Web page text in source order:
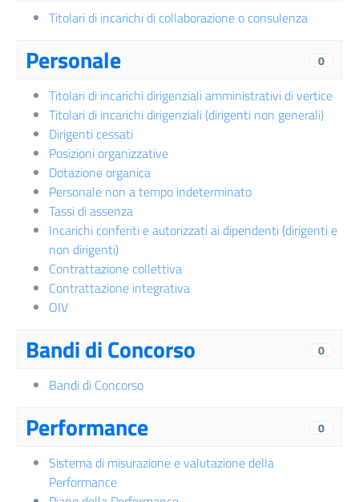
Titolari di incarichi di collaborazione o consulenza
0
Personale
Titolari di incarichi dirigenziali amministrativi di vertice
Titolari di incarichi dirigenziali (dirigenti non generali)
Dirigenti cessati
Posizioni organizzative
Dotazione organica
Personale non a tempo indeterminato
Tassi di assenza
Incarichi conferiti e autorizzati ai dipendenti (dirigenti e
non dirigenti)
Contrattazione collettiva
Contrattazione integrativa
OIV
0
Bandi di Concorso
Bandi di Concorso
0
Performance
Sistema di misurazione e valutazione della
Performance